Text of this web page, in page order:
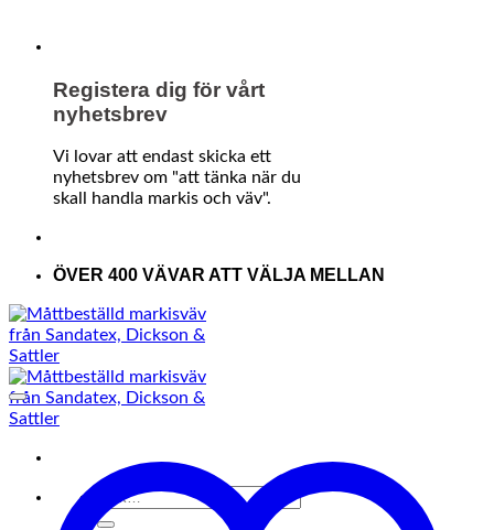
Registera dig för vårt
nyhetsbrev
Vi lovar att endast skicka ett
nyhetsbrev om "att tänka när du
skall handla markis och väv".
ÖVER 400 VÄVAR ATT VÄLJA MELLAN
efter: